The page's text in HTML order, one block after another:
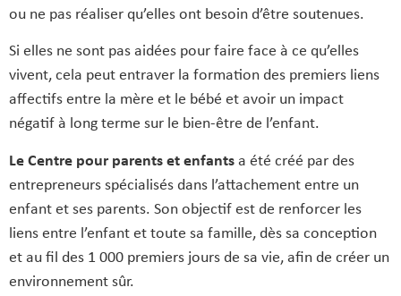
ou ne pas réaliser qu’elles ont besoin d’être soutenues.
Si elles ne sont pas aidées pour faire face à ce qu’elles
vivent, cela peut entraver la formation des premiers liens
affectifs entre la mère et le bébé et avoir un impact
négatif à long terme sur le bien‑être de l’enfant.
Le Centre pour parents et enfants a été créé par des
entrepreneurs spécialisés dans l’attachement entre un
enfant et ses parents. Son objectif est de renforcer les
liens entre l’enfant et toute sa famille, dès sa conception
et au fil des 1 000 premiers jours de sa vie, afin de créer un
environnement sûr.